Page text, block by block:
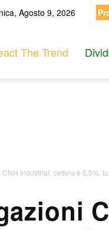
Agosto 9, 2026
The Trend
Industrial: cedola è 5,5%,